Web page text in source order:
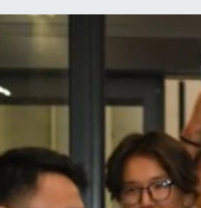
SANAT